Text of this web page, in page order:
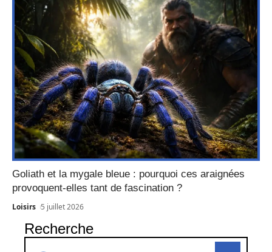
Goliath et la mygale bleue : pourquoi ces araignées
provoquent-elles tant de fascination ?
Loisirs 5 juillet 2026
Recherche